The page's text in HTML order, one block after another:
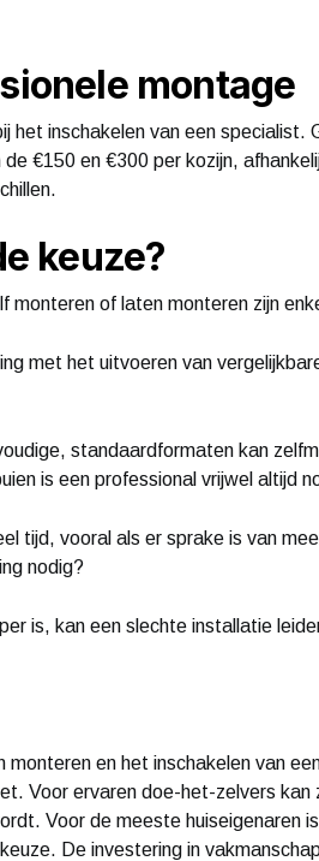
montage
het inschakelen van een specialist.
€150 en €300 per kozijn,
keuze?
monteren of laten monteren zijn
met het uitvoeren van
standaardformaten kan
is een professional vrijwel altijd
tijd, vooral als er sprake is van
nodig?
is, kan een slechte installatie
en het inschakelen van
Voor ervaren doe-het-zelvers
Voor de meeste huiseigenaren
De investering in